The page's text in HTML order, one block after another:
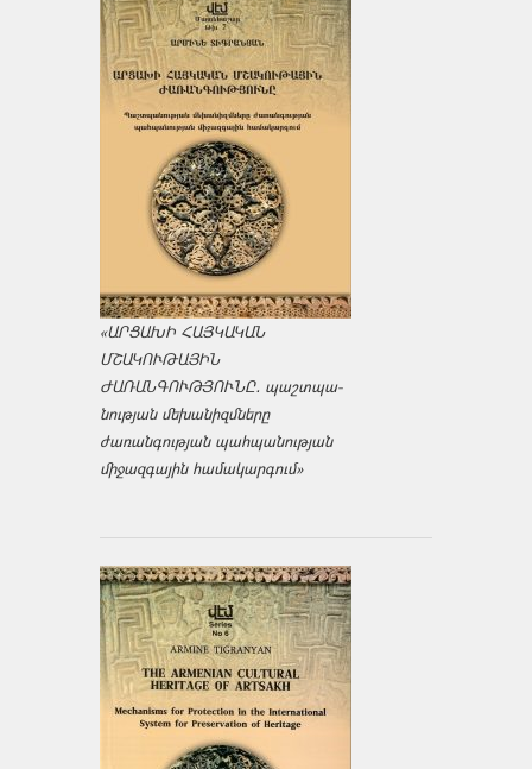
«ԱՐՑԱԽԻ ՀԱՅԿԱԿԱՆ
ՄՇԱԿՈՒԹԱՅԻՆ
ԺԱՌԱՆԳՈՒԹՅՈՒՆԸ․ պաշտպա­
նության մեխանիզմները
ժառանգության պահպանության
միջազ­գային համակարգում»